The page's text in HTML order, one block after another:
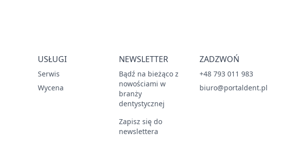
USŁUGI
Serwis
Wycena
NEWSLETTER
Bądź na bieżąco z
nowościami w
branży
dentystycznej
Zapisz się do
newslettera
ZADZWOŃ
+48 793 011 983
biuro@portaldent.pl